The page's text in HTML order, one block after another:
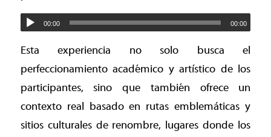
00:00 00:00
Esta experiencia no solo busca el
perfeccionamiento académico y artístico de los
participantes, sino que también ofrece un
contexto real basado en rutas emblemáticas y
sitios culturales de renombre, lugares donde los